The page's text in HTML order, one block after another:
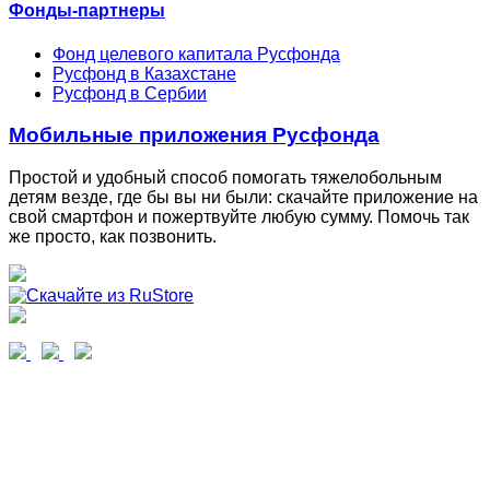
Фонды-партнеры
Фонд целевого капитала Русфонда
Русфонд в Казахстане
Русфонд в Сербии
Мобильные приложения Русфонда
Простой и удобный способ помогать тяжелобольным
детям везде, где бы вы ни были: скачайте приложение на
свой смартфон и пожертвуйте любую сумму. Помочь так
же просто, как позвонить.